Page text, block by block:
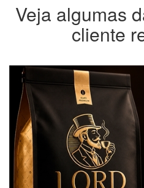
Veja algumas
cliente